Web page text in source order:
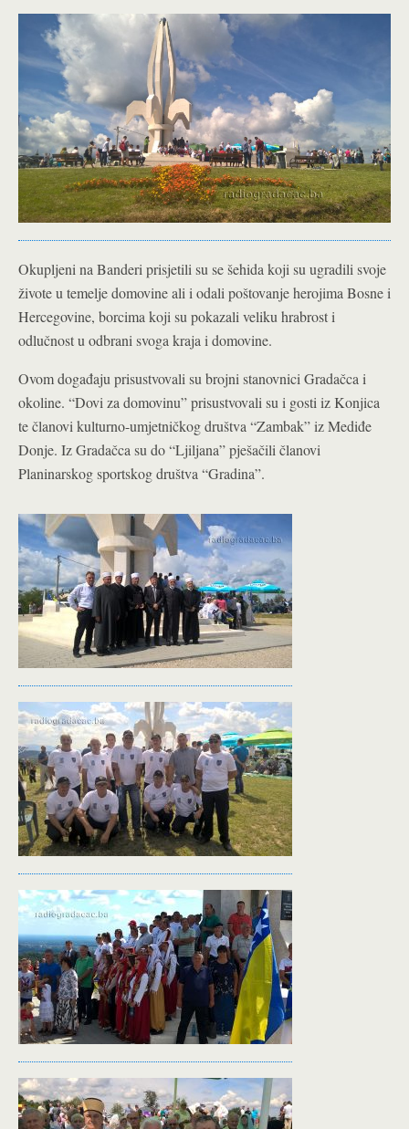
Okupljeni na Banderi prisjetili su se šehida koji su ugradili svoje
živote u temelje domovine ali i odali poštovanje herojima Bosne i
Hercegovine, borcima koji su pokazali veliku hrabrost i
odlučnost u odbrani svoga kraja i domovine.
Ovom događaju prisustvovali su brojni stanovnici Gradačca i
okoline. “Dovi za domovinu” prisustvovali su i gosti iz Konjica
te članovi kulturno-umjetničkog društva “Zambak” iz Mediđe
Donje. Iz Gradačca su do “Ljiljana” pješačili članovi
Planinarskog sportskog društva “Gradina”.